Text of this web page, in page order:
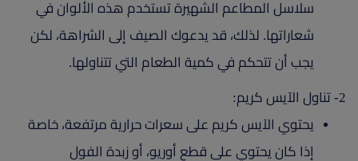
سلاسل المطاعم الشهيرة تستخدم هذه الألوان في
شعاراتها. لذلك، قد يدعوك الصيف إلى الشراهة، لكن
يجب أن تتحكم في كمية الطعام التي تتناولها.
2- تناول الآيس كريم:
يحتوي الآيس كريم على سعرات حرارية مرتفعة، خاصة
إذا كان يحتوي على قطع أوريو، أو زبدة الفول